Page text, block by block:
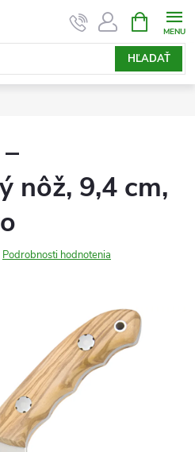
HĽADAŤ
KOŠÍK
nôž, 9,4 cm,
Podrobnosti hodnotenia